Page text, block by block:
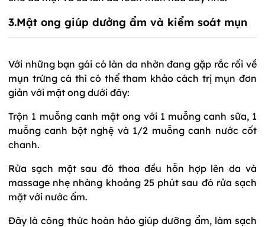
3.Mật ong giúp dưởng ẩm và kiểm soát mụn
Với những bạn gái có làn da nhờn đang gặp rắc rối về
mụn trứng cá thì có thể tham khảo cách trị mụn đơn
giản với mật ong dưới đây:
Trộn 1 muỗng canh mật ong với 1 muỗng canh sữa, 1
muỗng canh bột nghệ và 1/2 muỗng canh nước cốt
chanh.
Rửa sạch mặt sau đó thoa đều hỗn hợp lên da và
massage nhẹ nhàng khoảng 25 phút sau đó rửa sạch
mặt với nước ấm.
Đây là công thức hoàn hảo giúp dưỡng ẩm, làm sạch